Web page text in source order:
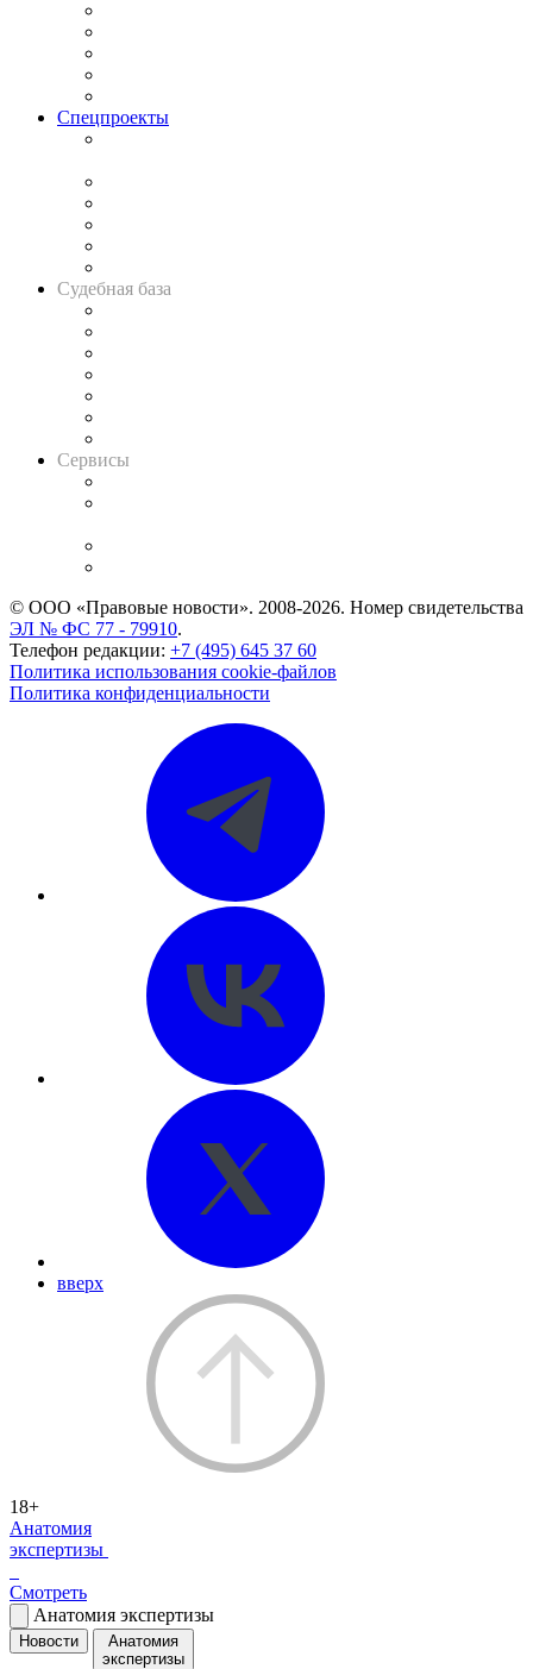
Спецпроекты
Судебная база
Сервисы
© ООО «Правовые новости». 2008-2026. Номер свидетельства
ЭЛ № ФС 77 - 79910.
Телефон редакции: +7 (495) 645 37 60
Политика использования cookie-файлов
Политика конфиденциальности
вверх
18+
Анатомия
экспертизы
Смотреть
Анатомия экспертизы
Новости
Анатомия
экспертизы